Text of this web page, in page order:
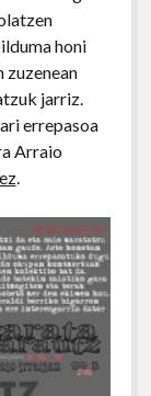
honi
jarriz.
errepasoa
Arraio
.